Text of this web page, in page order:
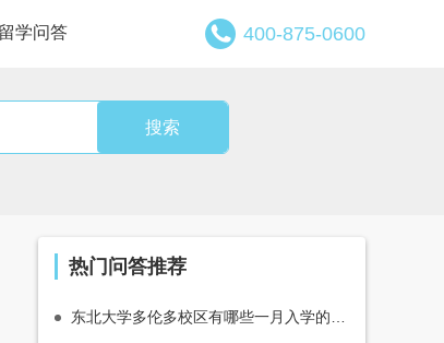
留学问答 400-875-0600
搜索
热门问答推荐